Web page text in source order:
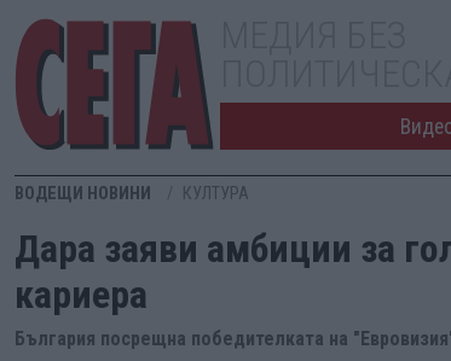
ВОДЕЩИ НОВИНИ КУЛТУРА
Дара заяви амбиции за
кариера
България посрещна победителката на